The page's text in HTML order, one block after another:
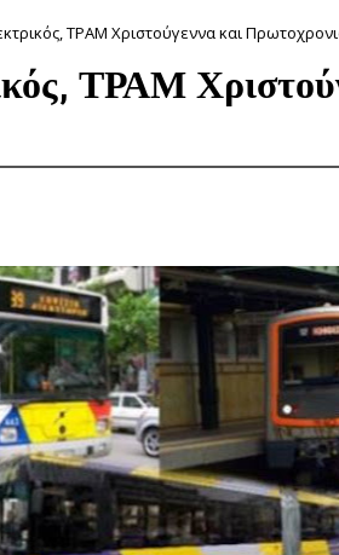
ΤΡΑΜ Χριστούγεννα και
ΤΡΑΜ